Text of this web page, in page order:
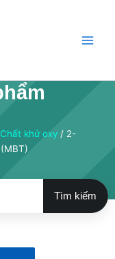
khử oxy / 2-
Tìm kiếm